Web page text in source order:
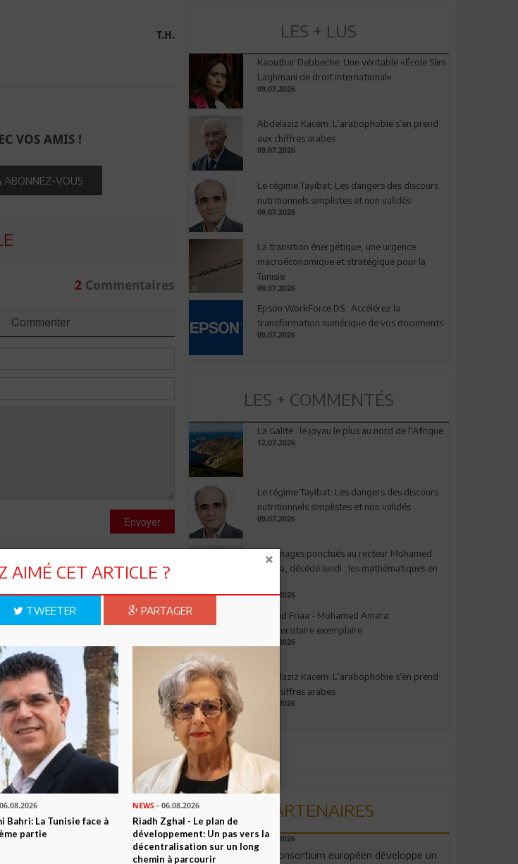
T.H.
VOS AMIS !
ABONNEZ-VOUS
2Commentaires
Commenter
Envoyer
Je fais partie des optimiste et celà
les investissements
soutenir les nouveaux projets
passé pénal et sans passé véreux.
LES + LUS
Kaouthar Debbeche: Une véritable «École Slim
Laghmani de droit international»
09.07.2026
Abdelaziz Kacem: L’arabophobie s’en prend
aux chiffres arabes
09.07.2026
Le régime Tayibat: Les dangers des discours
nutritionnels simplistes et non validés
09.07.2026
La transition énergétique, une urgence
macroéconomique et stratégique pour la
Tunisie
09.07.2026
Epson WorkForce DS : Accélérez la
transformation numérique de vos documents
09.07.2026
LES + COMMENTÉS
La Galite : le joyau le plus au nord de l'Afrique
12.07.2026
Le régime Tayibat: Les dangers des discours
nutritionnels simplistes et non validés
09.07.2026
Hommages ponctués au recteur Mohamed
Amara, décédé lundi : les mathématiques en
03.08.2026
Ahmed Friaa - Mohamed Amara:
l’Universitaire exemplaire
04.08.2026
Abdelaziz Kacem: L’arabophobie s’en prend
aux chiffres arabes
09.07.2026
PARTENAIRES
06.08.2026
Un consortium européen développe un
AIMÉ CET ARTICLE ?
TWEETER PARTAGER
Bahri: La Tunisie face à
partie
NEWS- 06.08.2026
Riadh Zghal - Le plan de
développement: Un pas vers la
décentralisation sur un long
chemin à parcourir